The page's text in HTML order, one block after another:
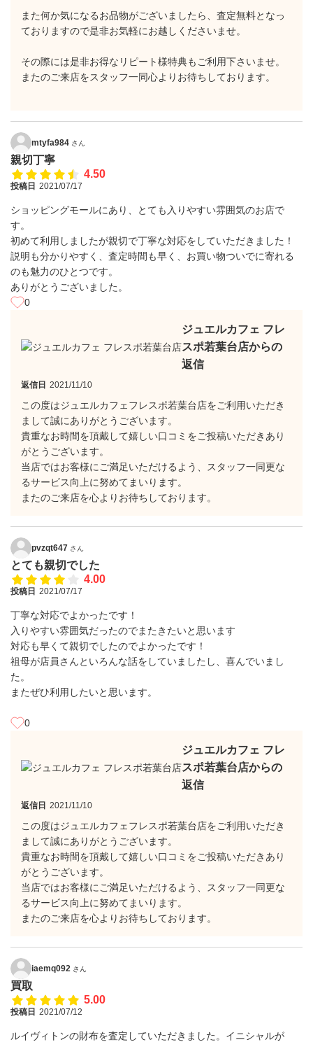
また何か気になるお品物がございましたら、査定無料となっ
ておりますので是非お気軽にお越しくださいませ。
その際には是非お得なリピート様特典もご利用下さいませ。
またのご来店をスタッフ一同心よりお待ちしております。
mtyfa984 さん
親切丁寧
4.50
投稿日 2021/07/17
ショッピングモールにあり、とても入りやすい雰囲気のお店で
す。
初めて利用しましたが親切で丁寧な対応をしていただきました！
説明も分かりやすく、査定時間も早く、お買い物ついでに寄れる
のも魅力のひとつです。
ありがとうございました。
0
ジュエルカフェ フレ
スポ若葉台店からの
返信
返信日 2021/11/10
この度はジュエルカフェフレスポ若葉台店をご利用いただき
まして誠にありがとうございます。
貴重なお時間を頂戴して嬉しい口コミをご投稿いただきあり
がとうございます。
当店ではお客様にご満足いただけるよう、スタッフ一同更な
るサービス向上に努めてまいります。
またのご来店を心よりお待ちしております。
pvzqt647 さん
とても親切でした
4.00
投稿日 2021/07/17
丁寧な対応でよかったです！
入りやすい雰囲気だったのでまたきたいと思います
対応も早くて親切でしたのでよかったです！
祖母が店員さんといろんな話をしていましたし、喜んでいまし
た。
またぜひ利用したいと思います。
0
ジュエルカフェ フレ
スポ若葉台店からの
返信
返信日 2021/11/10
この度はジュエルカフェフレスポ若葉台店をご利用いただき
まして誠にありがとうございます。
貴重なお時間を頂戴して嬉しい口コミをご投稿いただきあり
がとうございます。
当店ではお客様にご満足いただけるよう、スタッフ一同更な
るサービス向上に努めてまいります。
またのご来店を心よりお待ちしております。
iaemq092 さん
買取
5.00
投稿日 2021/07/12
ルイヴィトンの財布を査定していただきました。イニシャルが